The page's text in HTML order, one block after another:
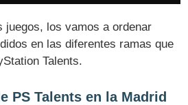
juegos, los vamos a ordenar
en las diferentes ramas que
Talents.
PS Talents en la Madrid